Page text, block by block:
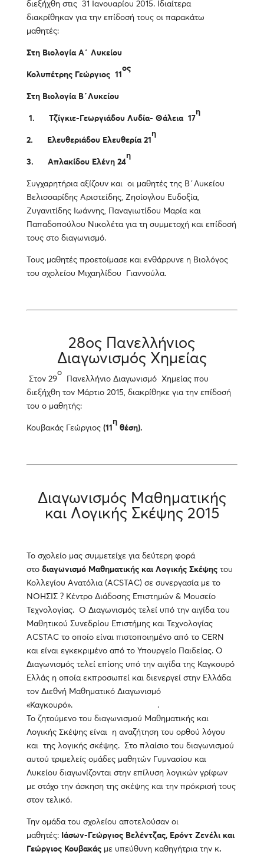
διεξήχθη στις 31 Ιανουαρίου 2015. Ιδιαίτερα
διακρίθηκαν για την επίδοσή τους οι παρακάτω
μαθητές:
Στη Βιολογία Α΄ Λυκείου
Κολυπέτρης Γεώργιος 11
ος
Στη Βιολογία Β΄Λυκείου
1. Τζίγκιε-Γεωργιάδου Λυδία- Θάλεια 17
η
2. Ελευθεριάδου Ελευθερία 21
η
3. Απλακίδου Ελένη 24
η
Συγχαρητήρια αξίζουν και οι μαθητές της Β΄Λυκείου
Βελισσαρίδης Αριστείδης, Ζησίογλου Ευδοξία,
Ζυγανιτίδης Ιωάννης, Παναγιωτίδου Μαρία και
Παπαδοπούλου Νικολέτα για τη συμμετοχή και επίδοσή
τους στο διαγωνισμό.
Τους μαθητές προετοίμασε και ενθάρρυνε η Βιολόγος
του σχολείου Μιχαηλίδου Γιαννούλα.
28ος Πανελλήνιος
Διαγωνισμός Χημείας
Στον 29
ο
Πανελλήνιο Διαγωνισμό Χημείας που
διεξήχθη τον Μάρτιο 2015, διακρίθηκε για την επίδοσή
του ο μαθητής:
Κουβακάς Γεώργιος (11
η
θέση).
Διαγωνισμός Μαθηματικής
και Λογικής Σκέψης 2015
Το σχολείο μας συμμετείχε για δεύτερη φορά
στο διαγωνισμό Μαθηματικής και Λογικής Σκέψηςτου
Κολλεγίου Ανατόλια (ACSTAC) σε συνεργασία με το
ΝΟΗΣΙΣ ? Κέντρο Διάδοσης Επιστημών & Μουσείο
Τεχνολογίας. Ο Διαγωνισμός τελεί υπό την αιγίδα του
Μαθητικού Συνεδρίου Επιστήμης και Τεχνολογίας
ACSTAC το οποίο είναι πιστοποιημένο από το CERN
και είναι εγκεκριμένο από το Υπουργείο Παιδείας. O
Διαγωνισμός τελεί επίσης υπό την αιγίδα της Καγκουρό
Ελλάς η οποία εκπροσωπεί και διενεργεί στην Ελλάδα
τον Διεθνή Μαθηματικό Διαγωνισμό
«Καγκουρό». .
Το ζητούμενο του διαγωνισμού Μαθηματικής και
Λογικής Σκέψης είναι η αναζήτηση του ορθού λόγου
και της λογικής σκέψης. Στο πλαίσιο του διαγωνισμού
αυτού τριμελείς ομάδες μαθητών Γυμνασίου και
Λυκείου διαγωνίζονται στην επίλυση λογικών γρίφων
με στόχο την άσκηση της σκέψης και την πρόκρισή τους
στον τελικό.
Την ομάδα του σχολείου αποτελούσαν οι
μαθητές: Ιάσων-Γεώργιος Βελέντζας, Ερόντ Ζενέλι και
Γεώργιος Κουβακάς με υπεύθυνη καθηγήτρια την κ.